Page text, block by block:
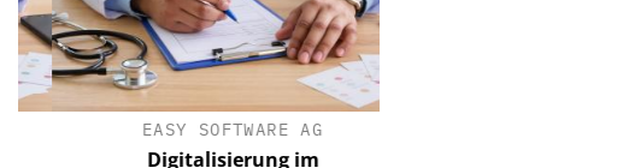
EASY SOFTWARE AG
Digitalisierung im